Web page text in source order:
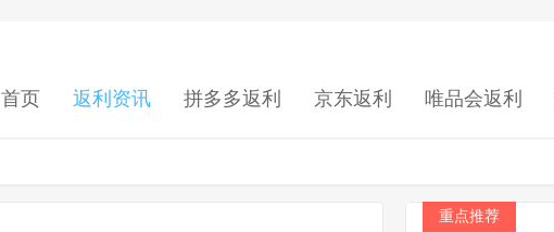
首页 返利资讯 拼多多返利 京东返利 唯品会返利
重点推荐